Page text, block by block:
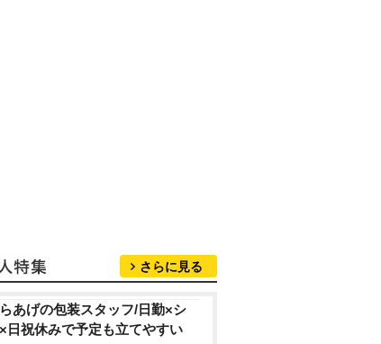
さらに見る
あげの包装スタッフ/日勤×シ
日祝休みで予定も立てやすい